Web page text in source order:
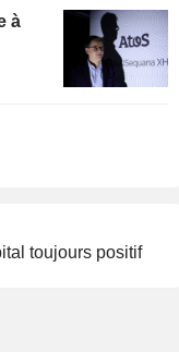
toujours positif